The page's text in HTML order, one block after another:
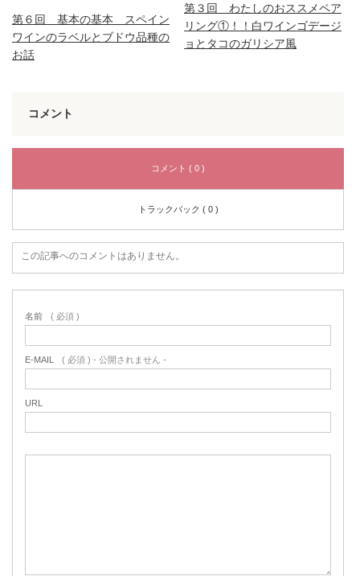
第６回 基本の基本 スペイン
ワインのラベルとブドウ品種の
お話
第３回 わたしのおススメペア
リング①！！白ワインゴデージ
ョとタコのガリシア風
コメント
コメント ( 0 )
トラックバック ( 0 )
この記事へのコメントはありません。
名前 ( 必須 )
E-MAIL ( 必須 ) - 公開されません -
URL